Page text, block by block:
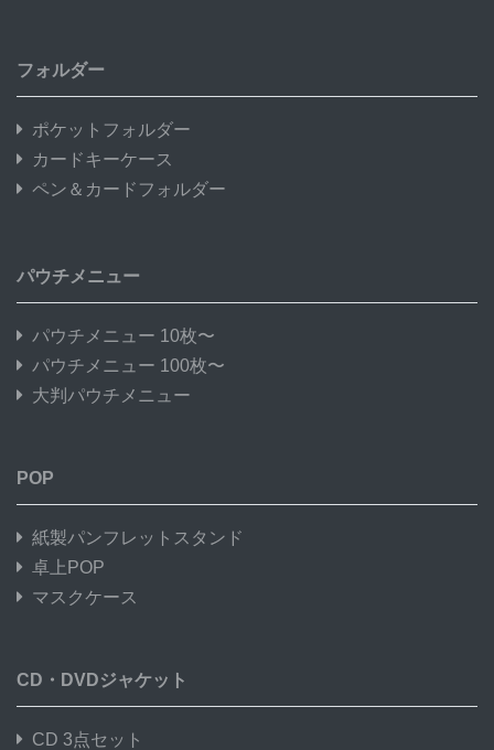
フォルダー
ポケットフォルダー
カードキーケース
ペン＆カードフォルダー
パウチメニュー
パウチメニュー 10枚〜
パウチメニュー 100枚〜
大判パウチメニュー
POP
紙製パンフレットスタンド
卓上POP
マスクケース
CD・DVDジャケット
CD 3点セット